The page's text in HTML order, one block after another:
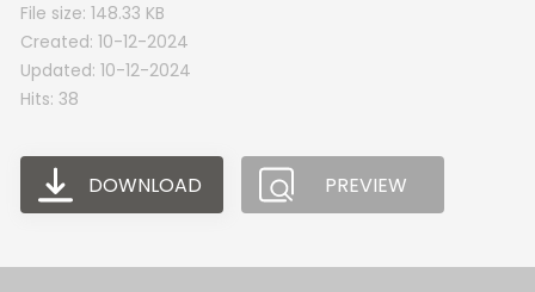
File size: 148.33 KB
Created: 10-12-2024
Updated: 10-12-2024
Hits: 38
DOWNLOAD PREVIEW